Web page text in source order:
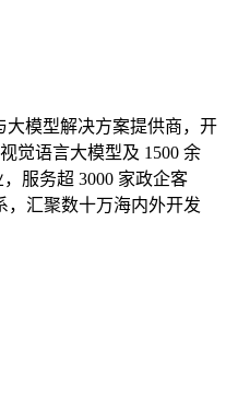
模型解决方案提供商，开
觉语言大模型及 1500 余
服务超 3000 家政企客
，汇聚数十万海内外开发